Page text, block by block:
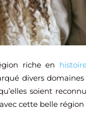
riche en
divers
soient
cette belle région